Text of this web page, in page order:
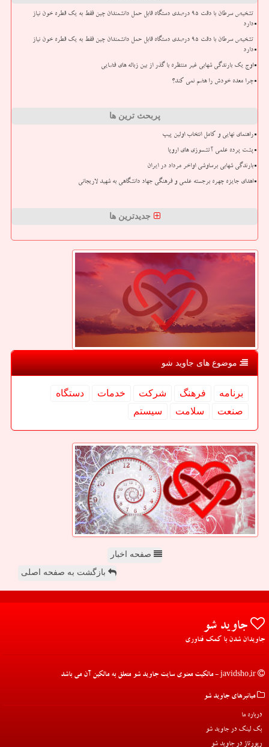
تشخیص سرطان با دقت ۹۵ درصدی دستگاه قابل حمل دانشمندان چین فقط به یک قطره خون نیاز
دارد
تشخیص سرطان با دقت ۹۵ درصدی دستگاه قابل حمل دانشمندان چین فقط به یک قطره خون نیاز
دارد
اوج یک بارندگی شهابی غیر منتظره با گذر از بین زباله های فضایی
چرا معده خودش را هضم نمی کند؟
پربحث ترین ها
راهنمای نهایی و کامل انتخاب اولین پیپ
پشت پرده علمی آتشسوزی های اروپا
بارندگی شهابی برساوشی اواخر مرداد در ایران
اهدای جایزه چهره برجسته علمی و فرهنگی جهاد دانشگاهی به شهید لاریجانی
جدیدترین ها
موضوع های جاوید شو
برنامه فرهنگ شركت خدمات
دستگاه
صنعت
سلامت سیستم
صفحه اخبار
بازگشت به صفحه اصلی
جاوید شو
جاویدان شدن با کمک فناوری
میانبرهای جاوید شو
درباره ما
بک لینک در جاوید شو
رپورتاژ در جاوید شو